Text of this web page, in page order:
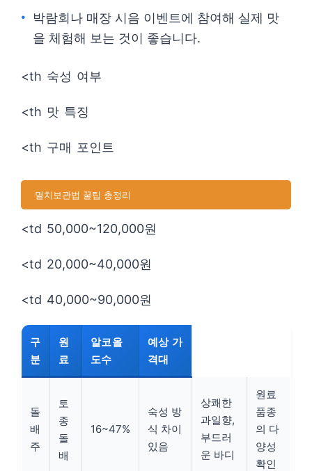
박람회나 매장 시음 이벤트에 참여해 실제 맛
을 체험해 보는 것이 좋습니다.
<th 숙성 여부
<th 맛 특징
<th 구매 포인트
멸치보관법 꿀팁 총정리
<td 50,000~120,000원
<td 20,000~40,000원
<td 40,000~90,000원
구
분
원
료
알코올
도수
예상 가
격대
돌
배
주
토
종
돌
배
16~47%
숙성 방
식 차이
있음
상쾌한
과일향,
부드러
운 바디
원료
품종
의 다
양성
확인